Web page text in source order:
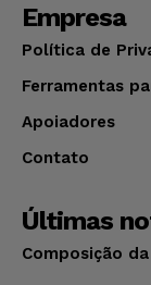
Empresa
Política de
Ferramentas
Apoiadores
Contato
Últimas
Composição